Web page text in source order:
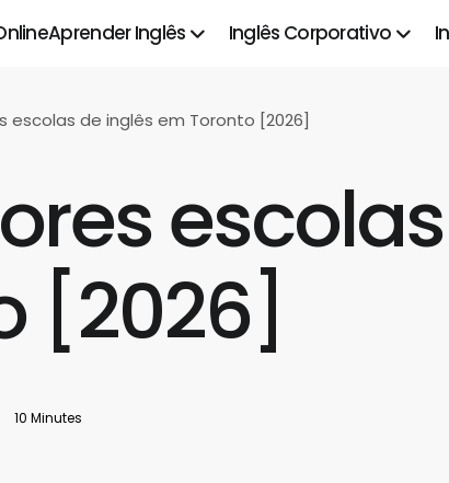
Aprender Inglês Inglês Corporativo
escolas de inglês em Toronto [2026]
[2026]
10 Minutes